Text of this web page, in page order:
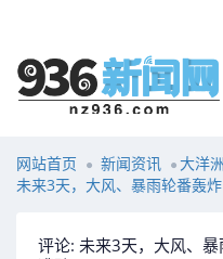
网站首页 新闻资讯
大洋
未来3天，大风、暴雨轮番轰
评论: 未来3天，大风、